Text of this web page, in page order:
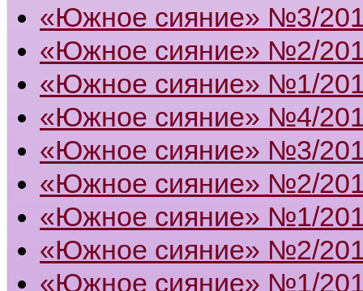
«Южное сияние» №3/
«Южное сияние» №2/
«Южное сияние» №1/
«Южное сияние» №4/
«Южное сияние» №3/
«Южное сияние» №2/
«Южное сияние» №1/
«Южное сияние» №2/
«Южное сияние» №1/